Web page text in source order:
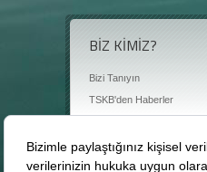
BİZ KİMİZ?
Bizi Tanıyın
TSKB'den Haberler
Basın Odası
Bize Ulaşın